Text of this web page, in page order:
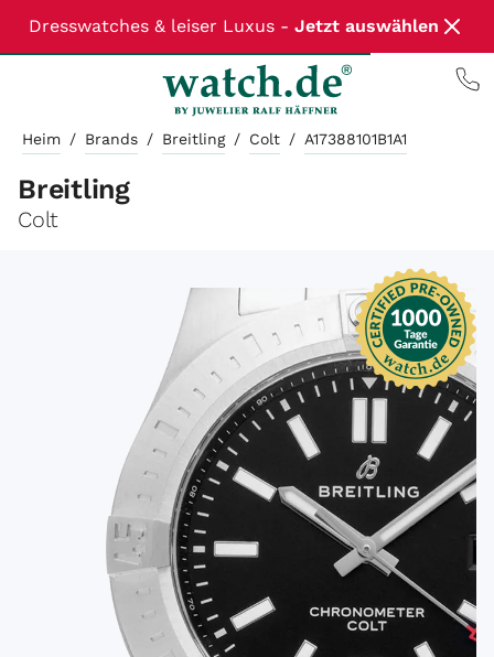
Dresswatches & leiser Luxus - Jetzt auswählen
Heim / Brands / Breitling / Colt / A17388101B1A1
Breitling
Colt